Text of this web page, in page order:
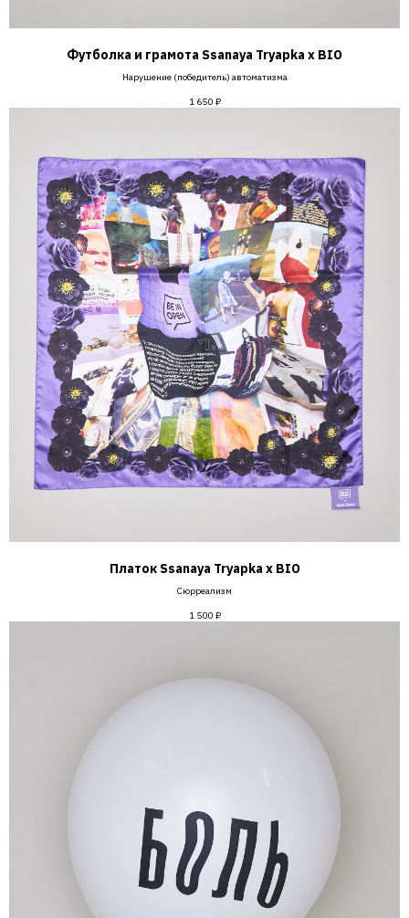
Футболка и грамота Ssanaya Tryapka х BIO
Нарушение (победитель) автоматизма
1 650 ₽
Платок Ssanaya Tryapka х BIO
Сюрреализм
1 500 ₽